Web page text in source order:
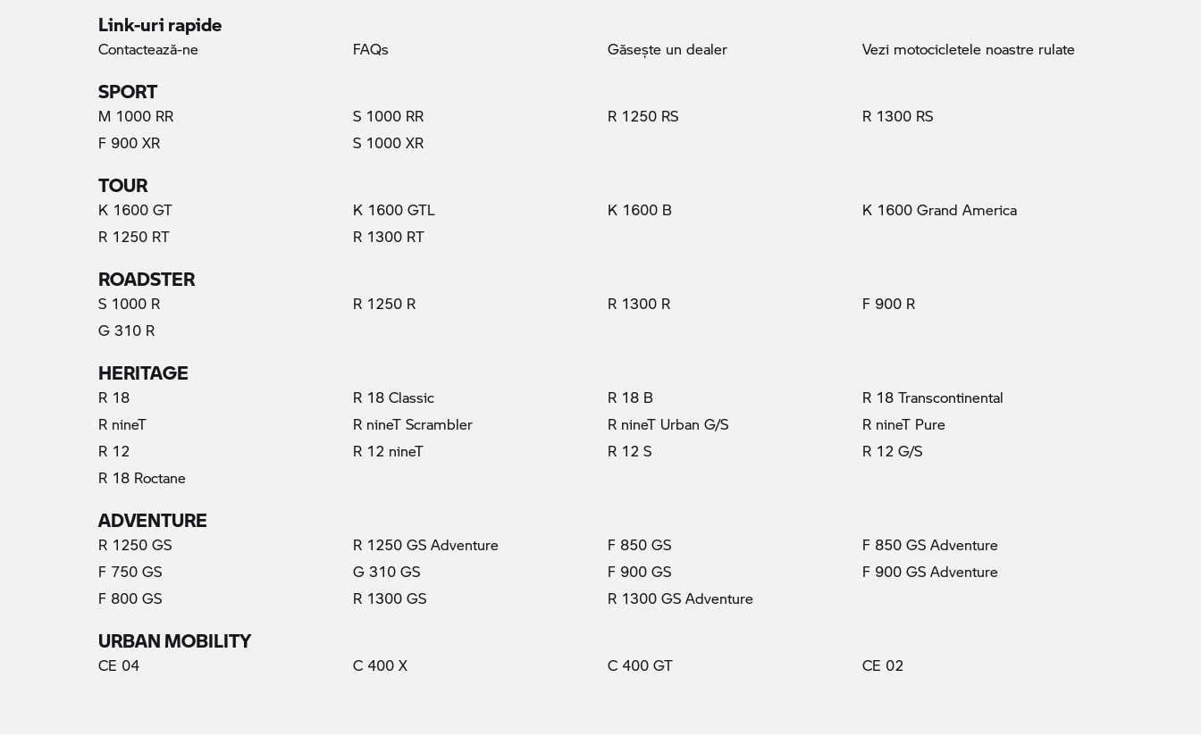
Link-uri rapide
Contactează-ne FAQs Găseşte un dealer Vezi motocicletele noastre rulate
SPORT
M 1000 RR S 1000 RR R 1250 RS
R 1300 RS
F 900 XR
S 1000 XR
TOUR
K 1600 GT K 1600 GTL K 1600 B
K 1600 Grand America
R 1250 RT
R 1300 RT
ROADSTER
S 1000 R R 1250 R R 1300 R
F 900 R
G 310 R
HERITAGE
R 18 R 18 Classic R 18 B
R 18 Transcontinental
R nineT
R nineT Scrambler R nineT Urban G/S
R nineT Pure
R 12
R 12 nineT R 12 S
R 12 G/S
R 18 Roctane
ADVENTURE
R 1250 GS R 1250 GS Adventure F 850 GS
F 850 GS Adventure
F 750 GS
G 310 GS F 900 GS
F 900 GS Adventure
F 800 GS
R 1300 GS R 1300 GS Adventure
URBAN MOBILITY
CE 04 C 400 X C 400 GT CE 02